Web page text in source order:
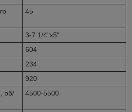
45
3-7 1/4"х5"
604
234
920
об/
4500-5500